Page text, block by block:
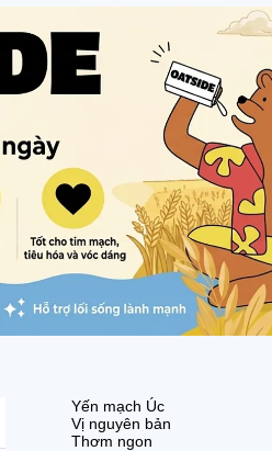
Yến mạch Úc
Vị nguyên bản
Thơm ngon